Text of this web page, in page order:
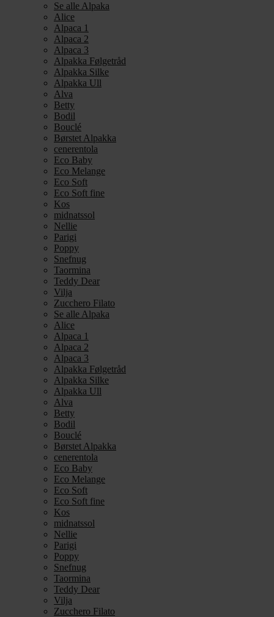
Se alle Alpaka
Alice
Alpaca 1
Alpaca 2
Alpaca 3
Alpakka Følgetråd
Alpakka Silke
Alpakka Ull
Alva
Betty
Bodil
Bouclé
Børstet Alpakka
cenerentola
Eco Baby
Eco Melange
Eco Soft
Eco Soft fine
Kos
midnatssol
Nellie
Parigi
Poppy
Snefnug
Taormina
Teddy Dear
Vilja
Zucchero Filato
Se alle Alpaka
Alice
Alpaca 1
Alpaca 2
Alpaca 3
Alpakka Følgetråd
Alpakka Silke
Alpakka Ull
Alva
Betty
Bodil
Bouclé
Børstet Alpakka
cenerentola
Eco Baby
Eco Melange
Eco Soft
Eco Soft fine
Kos
midnatssol
Nellie
Parigi
Poppy
Snefnug
Taormina
Teddy Dear
Vilja
Zucchero Filato